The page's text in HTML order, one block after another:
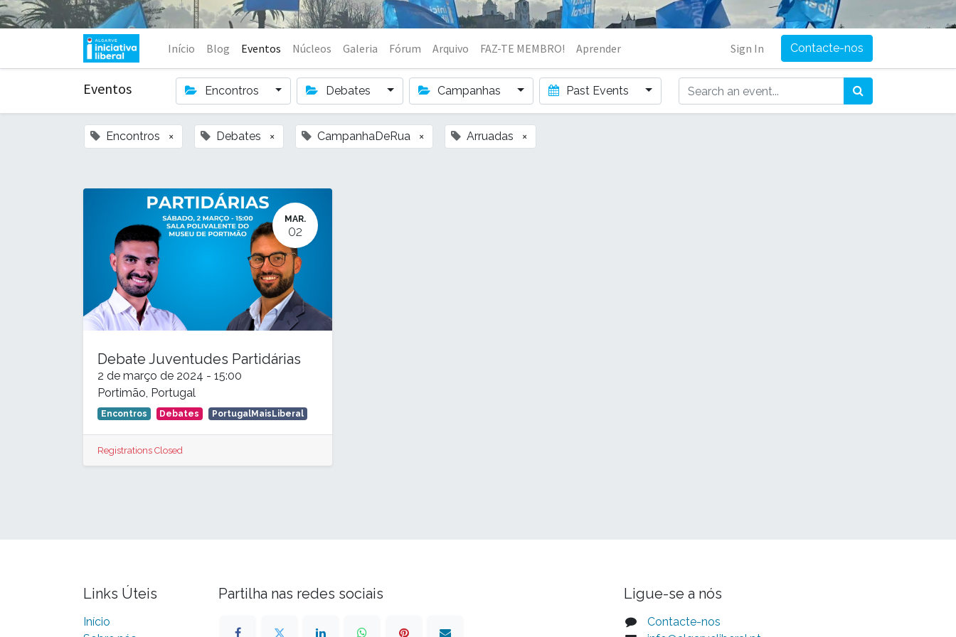
Início Blog Eventos Núcleos Galeria Fórum Arquivo FAZ-TE MEMBRO! Aprender Sign In Contacte-nos
Eventos Encontros Debates Campanhas Past Events
Encontros × Debates × CampanhaDeRua × Arruadas ×
MAR.
02
Debate Juventudes Partidárias
2 de março de 2024 - 15:00
Portimão, Portugal
Encontros Debates PortugalMaisLiberal
Registrations Closed
Links Úteis
Início
Partilha nas redes sociais Ligue-se a nós
Contacte-nos